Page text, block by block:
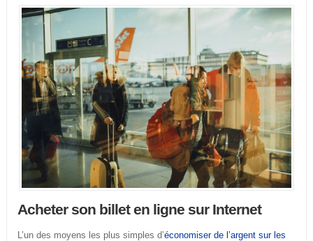
Acheter son billet en ligne sur Internet
L’un des moyens les plus simples d’économiser de l’argent sur les